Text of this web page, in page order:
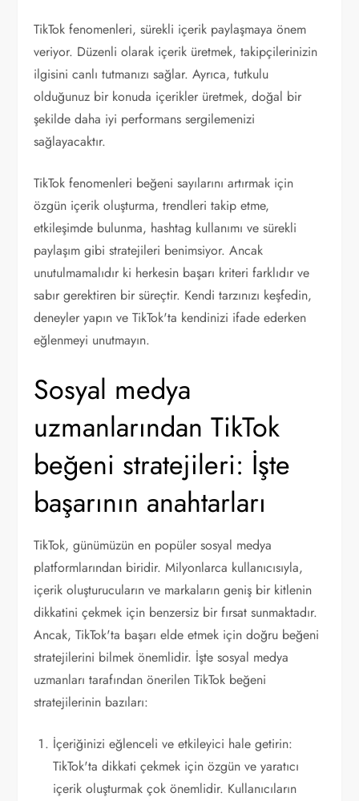
TikTok fenomenleri, sürekli içerik paylaşmaya önem
veriyor. Düzenli olarak içerik üretmek, takipçilerinizin
ilgisini canlı tutmanızı sağlar. Ayrıca, tutkulu
olduğunuz bir konuda içerikler üretmek, doğal bir
şekilde daha iyi performans sergilemenizi
sağlayacaktır.
TikTok fenomenleri beğeni sayılarını artırmak için
özgün içerik oluşturma, trendleri takip etme,
etkileşimde bulunma, hashtag kullanımı ve sürekli
paylaşım gibi stratejileri benimsiyor. Ancak
unutulmamalıdır ki herkesin başarı kriteri farklıdır ve
sabır gerektiren bir süreçtir. Kendi tarzınızı keşfedin,
deneyler yapın ve TikTok'ta kendinizi ifade ederken
eğlenmeyi unutmayın.
Sosyal medya
uzmanlarından TikTok
beğeni stratejileri: İşte
başarının anahtarları
TikTok, günümüzün en popüler sosyal medya
platformlarından biridir. Milyonlarca kullanıcısıyla,
içerik oluşturucuların ve markaların geniş bir kitlenin
dikkatini çekmek için benzersiz bir fırsat sunmaktadır.
Ancak, TikTok'ta başarı elde etmek için doğru beğeni
stratejilerini bilmek önemlidir. İşte sosyal medya
uzmanları tarafından önerilen TikTok beğeni
stratejilerinin bazıları:
İçeriğinizi eğlenceli ve etkileyici hale getirin:
TikTok'ta dikkati çekmek için özgün ve yaratıcı
içerik oluşturmak çok önemlidir. Kullanıcıların